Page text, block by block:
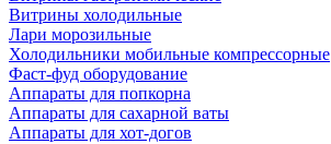
Витрины холодильные
Лари морозильные
Холодильники мобильные компрессорные
Фаст-фуд оборудование
Аппараты для попкорна
Аппараты для сахарной ваты
Аппараты для хот-догов